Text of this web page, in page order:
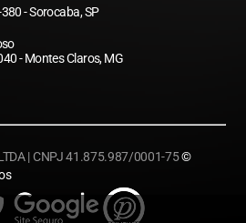
- Sorocaba, SP
- Montes Claros, MG
| CNPJ 41.875.987/0001-75©